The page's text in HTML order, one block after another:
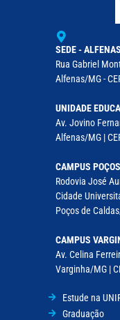
SEDE - ALFENAS
Rua Gabriel
Alfenas/MG -
UNIDADE
Av. Jovino
Alfenas/MG |
CAMPUS
Rodovia José
Cidade
Poços de
CAMPUS
Av. Celina
Varginha/MG |
Estude na
Graduação